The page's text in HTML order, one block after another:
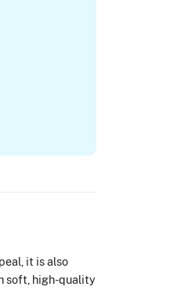
it is also
soft, high-quality